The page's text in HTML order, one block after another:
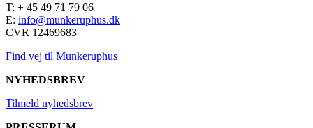
T: + 45 49 71 79 06
E: info@munkeruphus.dk
CVR 12469683
Find vej til Munkeruphus
NYHEDSBREV
Tilmeld nyhedsbrev